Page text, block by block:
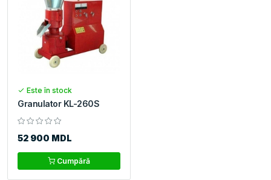
Este în stock
Granulator KL-260S
52 900 MDL
Cumpără